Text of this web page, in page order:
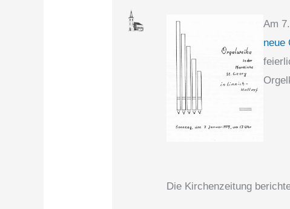
Am
neue
Die Kirchenzeitung